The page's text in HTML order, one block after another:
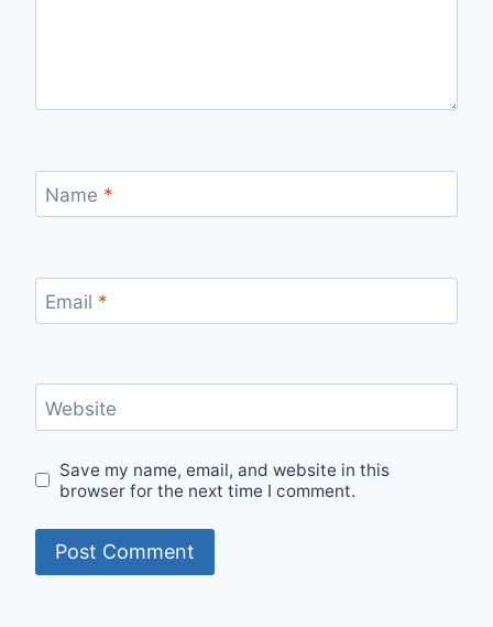
Name *
Email *
Website
Save my name, email, and website in this
browser for the next time I comment.